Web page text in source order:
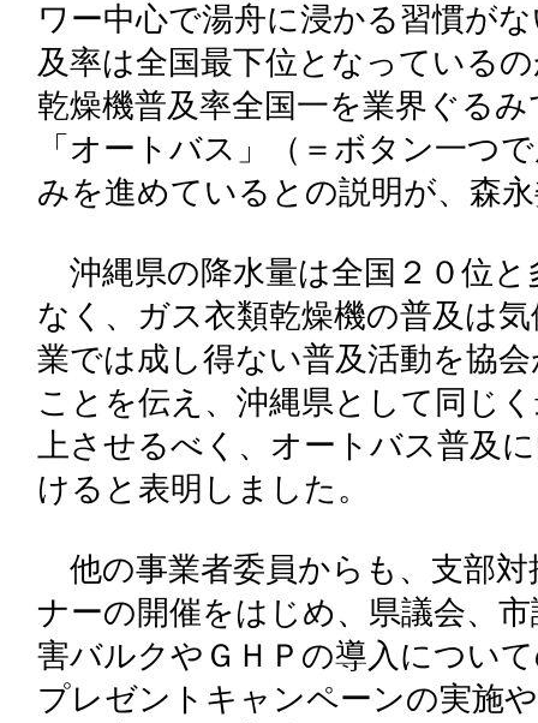
ワー中心で湯舟に浸かる習慣が
及率は全国最下位となっている
乾燥機普及率全国一を業界ぐる
「オートバス」（＝ボタン一つ
みを進めているとの説明が、森
沖縄県の降水量は全国２０位
なく、ガス衣類乾燥機の普及は
業では成し得ない普及活動を協
ことを伝え、沖縄県として同じ
上させるべく、オートバス普及
けると表明しました。
他の事業者委員からも、支部
ナーの開催をはじめ、県議会、
害バルクやＧＨＰの導入につい
プレゼントキャンペーンの実施